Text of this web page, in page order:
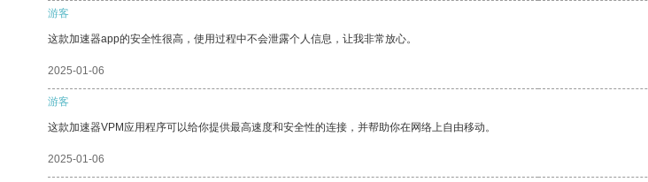
游客
这款加速器app的安全性很高，使用过程中不会泄露个人信息，让我非常放心。
2025-01-06
游客
这款加速器VPM应用程序可以给你提供最高速度和安全性的连接，并帮助你在网络上自由移动。
2025-01-06